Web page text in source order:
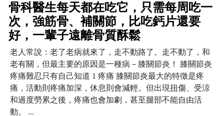
骨科醫生每天都在吃它，只需每周吃一
次，強筋骨、補關節，比吃鈣片還要
好，一輩子遠離骨質酥鬆
老人常說：老了老病就來了，走不動路了。走不動了，和
老有關，但最主要的原因是一種病－膝關節炎！ 膝關節炎
疼痛難忍只有自己知道 1 疼痛 膝關節炎最大的特徵是疼
痛，活動則疼痛加深，休息則會減輕。但出現扭傷、受涼
和過度勞累之後，疼痛也會加劇，甚至腿部不能自由活
動。 ...